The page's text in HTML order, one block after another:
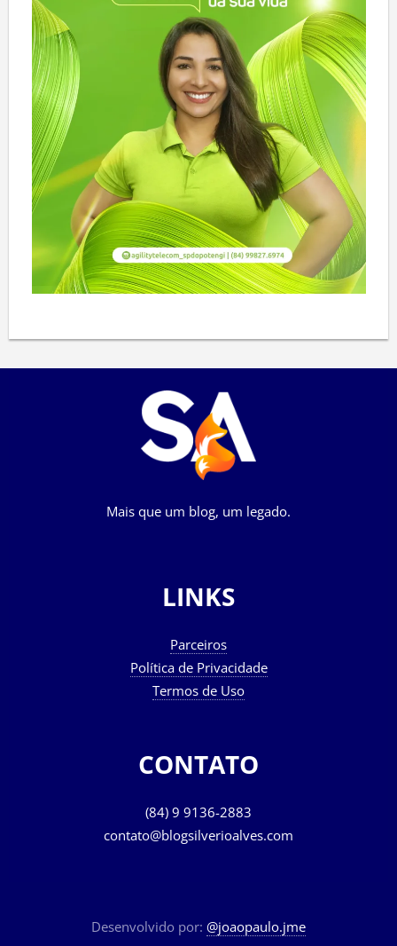
Mais que um blog, um legado.
LINKS
Parceiros
Política de Privacidade
Termos de Uso
CONTATO
(84) 9 9136-2883
contato@blogsilverioalves.com
Desenvolvido por: @joaopaulo.jme